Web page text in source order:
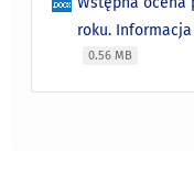
roku.
0.56 MB